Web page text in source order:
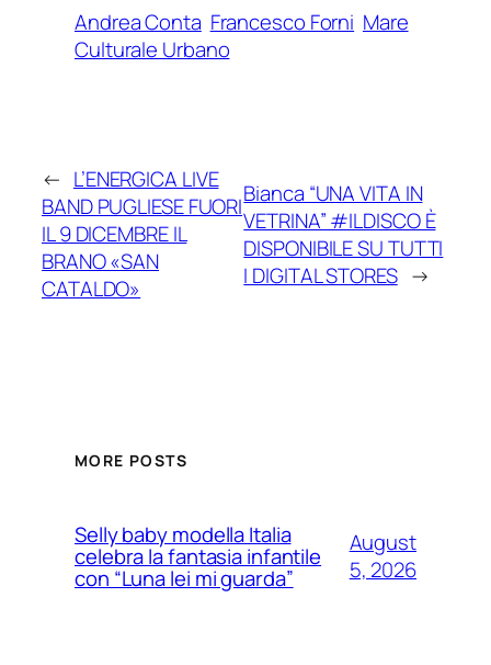
Andrea Conta Francesco Forni Mare
Culturale Urbano
← L’ENERGICA LIVE
BAND PUGLIESE FUORI
IL 9 DICEMBRE IL
BRANO «SAN
CATALDO»
Bianca “UNA VITA IN
VETRINA” #ILDISCO È
DISPONIBILE SU TUTTI
I DIGITAL STORES →
MORE POSTS
Selly baby modella Italia
celebra la fantasia infantile
con “Luna lei mi guarda”
August
5, 2026